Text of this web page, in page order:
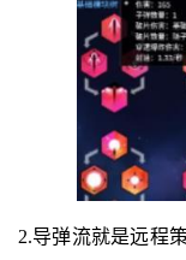
2.导弹流就是远程